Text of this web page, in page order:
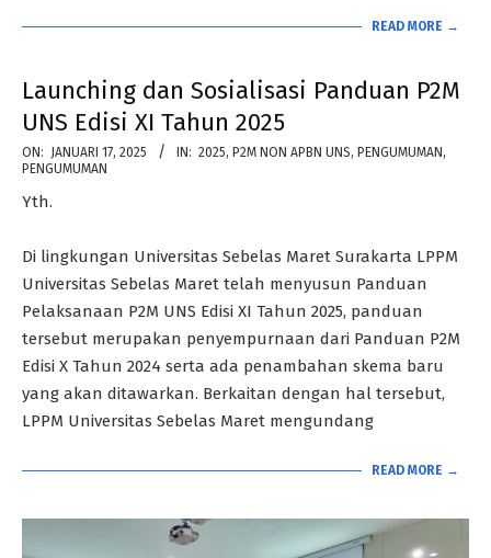
READ MORE →
Launching dan Sosialisasi Panduan P2M
UNS Edisi XI Tahun 2025
2025-
01-
17
ON: JANUARI 17, 2025 IN: 2025, P2M NON APBN UNS, PENGUMUMAN ,
PENGUMUMAN
Yth.
Di lingkungan Universitas Sebelas Maret Surakarta LPPM
Universitas Sebelas Maret telah menyusun Panduan
Pelaksanaan P2M UNS Edisi XI Tahun 2025, panduan
tersebut merupakan penyempurnaan dari Panduan P2M
Edisi X Tahun 2024 serta ada penambahan skema baru
yang akan ditawarkan. Berkaitan dengan hal tersebut,
LPPM Universitas Sebelas Maret mengundang
READ MORE →